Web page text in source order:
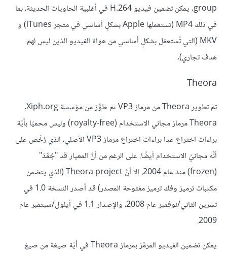
group. يمكن تضمين فيديو H.264 في أغلبية الحاويات الحديثة، بما
في ذلك MP4 (تستعملها Apple بشكلٍ أساسي في متجر iTunes) و
MKV (التي تُستعمَل بشكلٍ أساسي من هواة الفيديو الذين ليس لهم
هدف تجاري).
Theora
تم تطوير Theora من مرماز VP3 ثم طوِّرَ من مؤسسة Xiph.org.‏
Theora مرماز مجاني الاستخدام (royalty-free) وليس محميًا بأيّة
براءات اختراع عدا براءات اختراع مرماز VP3 الأصلي، الذي رُخِّص على
أنَّه مجانيُ الاستخدام أيضًا. على الرغم من أنَّ المعيار قد "جُمِّدَ"
(frozen) منذ عام 2004، إلا أنَّ Theora project (الذي يتضمن
مكتبات ترميز وفك ترميز مفتوحة المصدر) قد أصدر النسخة 1.0 في
تشرين الثاني/نوفمبر عام 2008، والإصدار 1.1 في أيلول/سبتمبر عام
2009.
يمكن تضمين الفيديو المرمَّز بمرماز Theora في أيّة صيغة من صيغ